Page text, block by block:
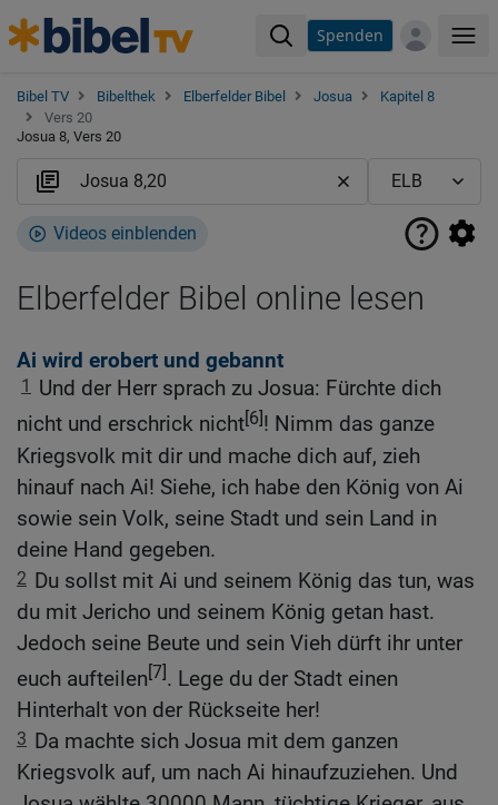
Spenden
Bibel TV Bibelthek Elberfelder Bibel Josua
Kapitel 8
Vers 20
Josua 8, Vers 20
Videos einblenden
Elberfelder Bibel online lesen
Ai wird erobert und gebannt
1
Und der Herr sprach zu Josua: Fürchte dich
nicht und erschrick nicht[6]! Nimm das ganze
Kriegsvolk mit dir und mache dich auf, zieh
hinauf nach Ai! Siehe, ich habe den König von Ai
sowie sein Volk, seine Stadt und sein Land in
deine Hand gegeben.
2 Du sollst mit Ai und seinem König das tun, was
du mit Jericho und seinem König getan hast.
Jedoch seine Beute und sein Vieh dürft ihr unter
euch aufteilen[7]. Lege du der Stadt einen
Hinterhalt von der Rückseite her!
3 Da machte sich Josua mit dem ganzen
Kriegsvolk auf, um nach Ai hinaufzuziehen. Und